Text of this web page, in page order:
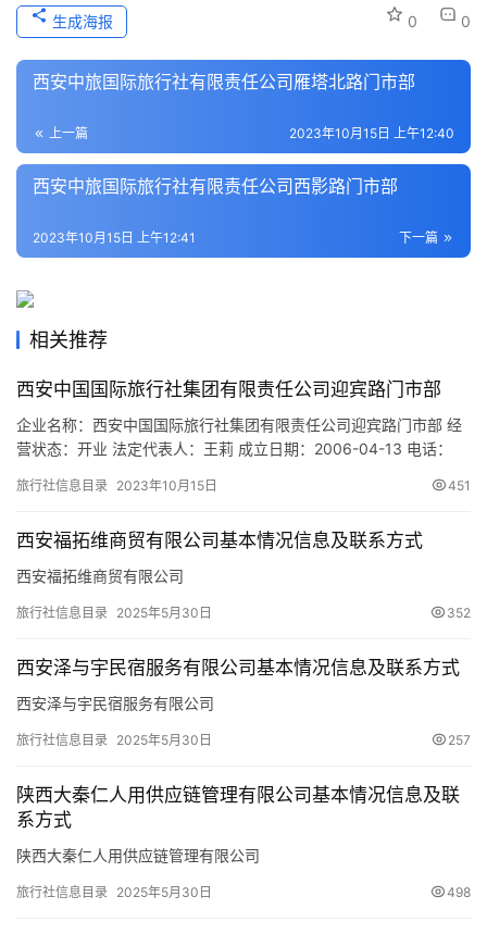
化
导
之
家
地
活
游
城
市
0 0
生成海报
西安中旅国际旅行社有限责任公司雁塔北路门市部
上一篇 2023年10月15日 上午12:40
西安中旅国际旅行社有限责任公司西影路门市部
下一篇
2023年10月15日 上午12:41
相关推荐
西安中国国际旅行社集团有限责任公司迎宾路门市部
企业名称：西安中国国际旅行社集团有限责任公司迎宾路门市部 经
营状态：开业 法定代表人：王莉 成立日期：2006-04-13 电话：
9161013208102648XT 注册地址：西安市未央路中段126号B2区
传、咨…
旅行社信息目录 2023年10月15日 451
西安福拓维商贸有限公司基本情况信息及联系方式
西安福拓维商贸有限公司
旅行社信息目录 2025年5月30日 352
西安泽与宇民宿服务有限公司基本情况信息及联系方式
西安泽与宇民宿服务有限公司
旅行社信息目录 2025年5月30日 257
陕西大秦仁人用供应链管理有限公司基本情况信息及联
系方式
陕西大秦仁人用供应链管理有限公司
旅行社信息目录 2025年5月30日 498